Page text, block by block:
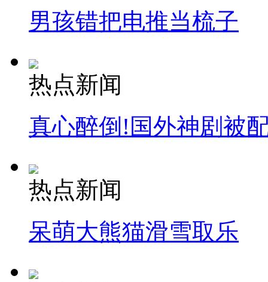
男孩错把电推当梳子
热点新闻
真心醉倒!国外神剧被
热点新闻
呆萌大熊猫滑雪取乐